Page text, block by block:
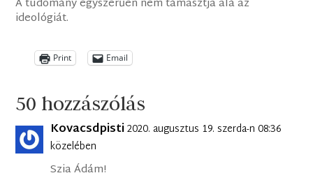
A tudomány egyszerűen nem támasztja alá az
ideológiát.
Print Email
50 hozzászólás
Kovacsdpisti2020. augusztus 19. szerda-n 08:36
közelében
Szia Ádám!